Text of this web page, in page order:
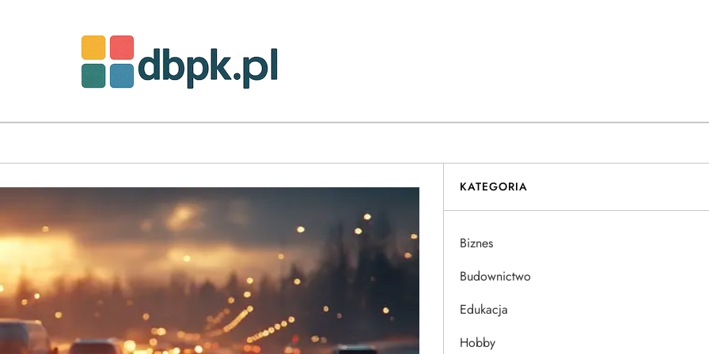
KATEGORIA
Biznes
Budownictwo
Edukacja
Hobby